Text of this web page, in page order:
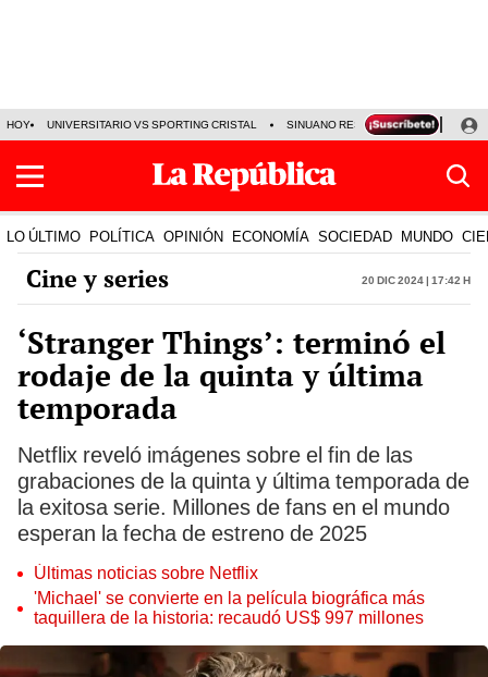
HOY UNIVERSITARIO VS SPORTING CRISTAL SINUANO RESULTADOS HOY
LO ÚLTIMO POLÍTICA OPINIÓN ECONOMÍA SOCIEDAD MUNDO
Cine y series 20 Dic 2024 | 17:42 h
‘Stranger Things’: terminó el
rodaje de la quinta y última
temporada
Netflix reveló imágenes sobre el fin de las
grabaciones de la quinta y última temporada de
la exitosa serie. Millones de fans en el mundo
esperan la fecha de estreno de 2025
Últimas noticias sobre Netflix
'Michael' se convierte en la película biográfica más
taquillera de la historia: recaudó US$ 997 millones